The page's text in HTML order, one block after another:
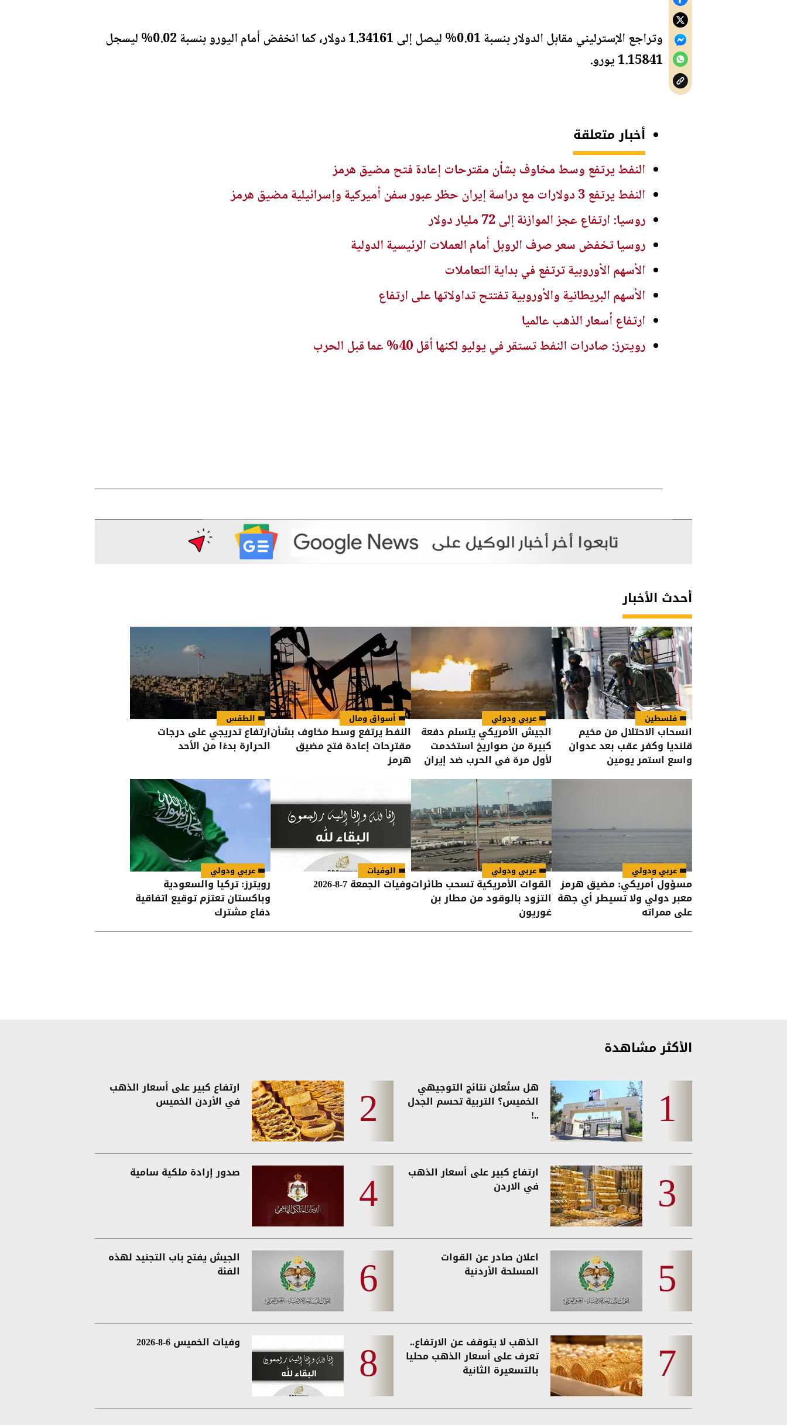
وتراجع الإسترليني مقابل الدولار بنسبة 0.01% ليصل إلى 1.34161 دولار، كما انخفض أمام اليورو بنسبة 0.02% ليسجل
1.15841 يورو.
أخبار متعلقة
النفط يرتفع وسط مخاوف بشأن مقترحات إعادة فتح مضيق هرمز
النفط يرتفع 3 دولارات مع دراسة إيران حظر عبور سفن أميركية وإسرائيلية مضيق هرمز
روسيا: ارتفاع عجز الموازنة إلى 72 مليار دولار
روسيا تخفض سعر صرف الروبل أمام العملات الرئيسية الدولية
الأسهم الأوروبية ترتفع في بداية التعاملات
الأسهم البريطانية والأوروبية تفتتح تداولاتها على ارتفاع
ارتفاع أسعار الذهب عالميا
رويترز: صادرات النفط تستقر في يوليو لكنها أقل 40% عما قبل الحرب
أحدث الأخبار
فلسطين
انسحاب الاحتلال من مخيم
قلنديا وكفر عقب بعد عدوان
واسع استمر يومين
عربي ودولي
الجيش الأمريكي يتسلم دفعة
كبيرة من صواريخ استخدمت
لأول مرة في الحرب ضد إيران
أسواق ومال
النفط يرتفع وسط مخاوف بشأن
مقترحات إعادة فتح مضيق
هرمز
الطقس
ارتفاع تدريجي على درجات
الحرارة بدءًا من الأحد
عربي ودولي
مسؤول أمريكي: مضيق هرمز
معبر دولي ولا تسيطر أي جهة
على ممراته
عربي ودولي
القوات الأمريكية تسحب طائرات
التزود بالوقود من مطار بن
غوريون
الوفيات
وفيات الجمعة 7-8-2026
عربي ودولي
رويترز: تركيا والسعودية
وباكستان تعتزم توقيع اتفاقية
دفاع مشترك
الأكثر مشاهدة
هل ستُعلن نتائج التوجيهي
الخميس؟ التربية تحسم الجدل
..!
ارتفاع كبير على أسعار الذهب
في الأردن الخميس
ارتفاع كبير على أسعار الذهب
في الاردن
صدور إرادة ملكية سامية
اعلان صادر عن القوات
المسلحة الأردنية
الجيش يفتح باب التجنيد لهذه
الفئة
الذهب لا يتوقف عن الارتفاع..
تعرف على أسعار الذهب محليا
بالتسعيرة الثانية
وفيات الخميس 6-8-2026